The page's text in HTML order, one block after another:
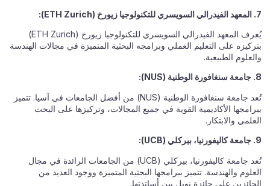
7. المعهد الفيدرالي السويسري للتكنولوجيا زيورخ (ETH Zurich):
يُعرف المعهد الفيدرالي السويسري للتكنولوجيا زيورخ (ETH Zurich)
بتركيزه على التعليم العملي وبرامجه البحثية المتميزة في مجالات الهندسة
والعلوم الطبيعية.
8. جامعة سنغافورة الوطنية (NUS):
تُعد جامعة سنغافورة الوطنية (NUS) من أفضل الجامعات في آسيا. تتميز
ببرامجها الأكاديمية القوية في جميع المجالات، وتركيزها على البحث
العلمي والابتكار.
9. جامعة كاليفورنيا، بيركلي (UCB):
تُعد جامعة كاليفورنيا، بيركلي (UCB) من الجامعات الرائدة في مجال
العلوم والهندسة. تتميز ببرامجها البحثية المتميزة ووجود العديد من
الحائزين على جائزة نوبل بين أساتذتها.